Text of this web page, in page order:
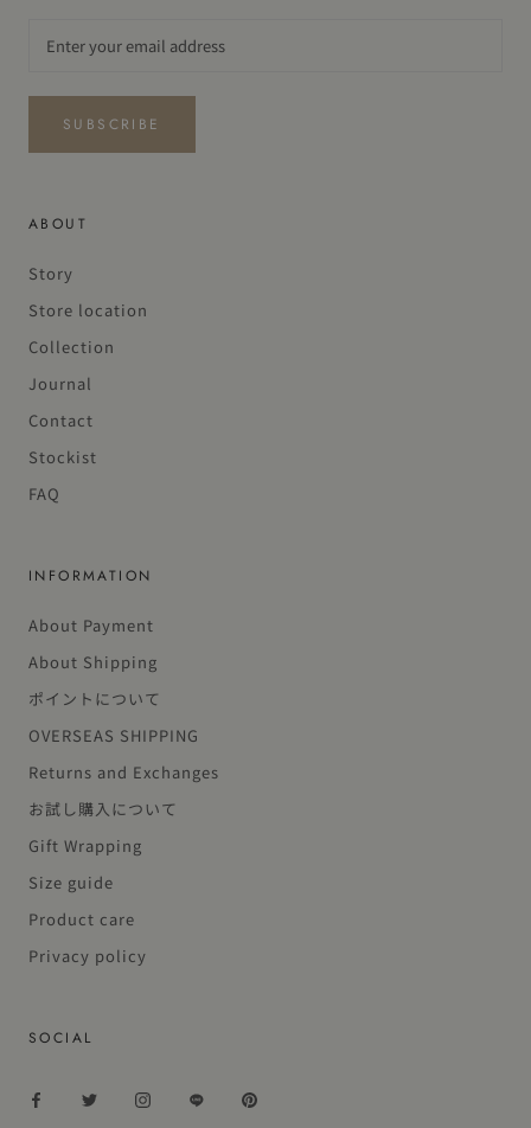
SUBSCRIBE
ABOUT
Story
Store location
Collection
Journal
Contact
Stockist
FAQ
INFORMATION
About Payment
About Shipping
ポイントについて
OVERSEAS SHIPPING
Returns and Exchanges
お試し購入について
Gift Wrapping
Size guide
Product care
Privacy policy
SOCIAL